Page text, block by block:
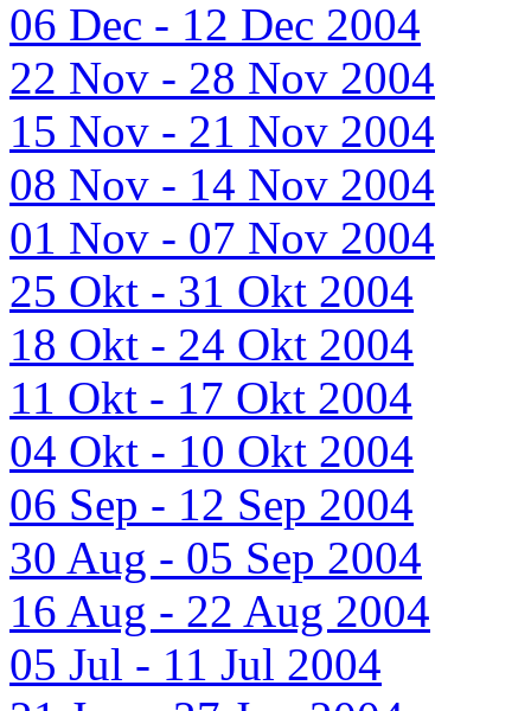
06 Dec - 12 Dec 2004
22 Nov - 28 Nov 2004
15 Nov - 21 Nov 2004
08 Nov - 14 Nov 2004
01 Nov - 07 Nov 2004
25 Okt - 31 Okt 2004
18 Okt - 24 Okt 2004
11 Okt - 17 Okt 2004
04 Okt - 10 Okt 2004
06 Sep - 12 Sep 2004
30 Aug - 05 Sep 2004
16 Aug - 22 Aug 2004
05 Jul - 11 Jul 2004